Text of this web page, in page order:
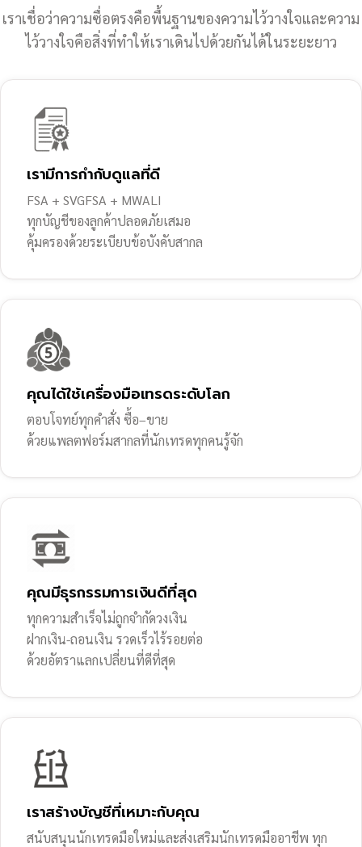
เราเชื่อว่าความซื่อตรงคือพื้นฐานของความไว้วางใจและความ
ไว้วางใจคือสิ่งที่ทำให้เราเดินไปด้วยกันได้ในระยะยาว
เรามีการกำกับดูแลที่ดี
FSA + SVGFSA + MWALI
ทุกบัญชีของลูกค้าปลอดภัยเสมอ
คุ้มครองด้วยระเบียบข้อบังคับสากล
คุณได้ใช้เครื่องมือเทรดระดับโลก
ตอบโจทย์ทุกคำสั่ง ซื้อ–ขาย
ด้วยแพลตฟอร์มสากลที่นักเทรดทุกคนรู้จัก
คุณมีธุรกรรมการเงินดีที่สุด
ทุกความสำเร็จไม่ถูกจำกัดวงเงิน
ฝากเงิน-ถอนเงิน รวดเร็วไร้รอยต่อ
ด้วยอัตราแลกเปลี่ยนที่ดีที่สุด
เราสร้างบัญชีที่เหมาะกับคุณ
สนับสนุนนักเทรดมือใหม่และส่งเสริมนักเทรดมืออาชีพ ทุก